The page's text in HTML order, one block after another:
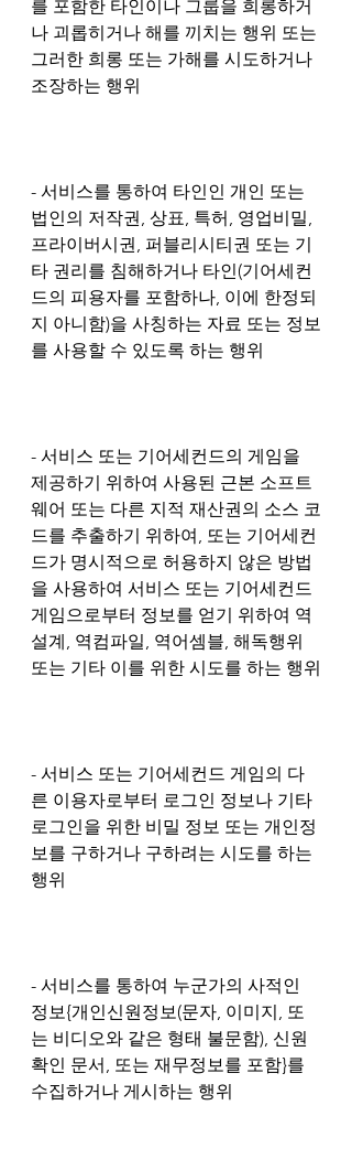
를 포함한 타인이나 그룹을 희롱하거
나 괴롭히거나 해를 끼치는 행위 또는
그러한 희롱 또는 가해를 시도하거나
조장하는 행위
- 서비스를 통하여 타인인 개인 또는
법인의 저작권, 상표, 특허, 영업비밀,
프라이버시권, 퍼블리시티권 또는 기
타 권리를 침해하거나 타인(기어세컨
드의 피용자를 포함하나, 이에 한정되
지 아니함)을 사칭하는 자료 또는 정보
를 사용할 수 있도록 하는 행위
- 서비스 또는 기어세컨드의 게임을
제공하기 위하여 사용된 근본 소프트
웨어 또는 다른 지적 재산권의 소스 코
드를 추출하기 위하여, 또는 기어세컨
드가 명시적으로 허용하지 않은 방법
을 사용하여 서비스 또는 기어세컨드
게임으로부터 정보를 얻기 위하여 역
설계, 역컴파일, 역어셈블, 해독행위
또는 기타 이를 위한 시도를 하는 행위
- 서비스 또는 기어세컨드 게임의 다
른 이용자로부터 로그인 정보나 기타
로그인을 위한 비밀 정보 또는 개인정
보를 구하거나 구하려는 시도를 하는
행위
- 서비스를 통하여 누군가의 사적인
정보{개인신원정보(문자, 이미지, 또
는 비디오와 같은 형태 불문함), 신원
확인 문서, 또는 재무정보를 포함}를
수집하거나 게시하는 행위